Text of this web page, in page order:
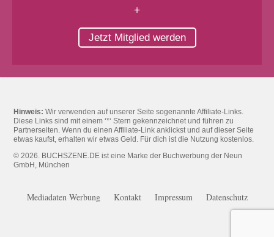
+
Jetzt Mitglied werden
Hinweis: Wir verwenden auf unserer Seite sogenannte Affiliate-Links.
Diese Links sind mit einem ‘*‘ Stern gekennzeichnet und führen zu
Partnerseiten. Wenn du einen Affiliate-Link anklickst und auf dieser Seite
etwas kaufst, erhalten wir etwas Geld. Für dich ist die Nutzung kostenlos.
© 2026. BUCHSZENE.DE ist eine Marke der Buchwerbung der Neun
GmbH, München
Mediadaten Werbung Kontakt Impressum Datenschutz